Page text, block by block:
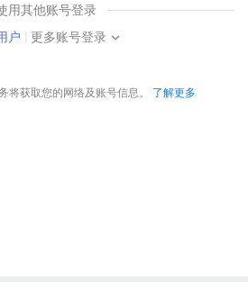
用其他账号登录
户 | 更多账号登录
将获取您的网络及账号信息。 了解更多